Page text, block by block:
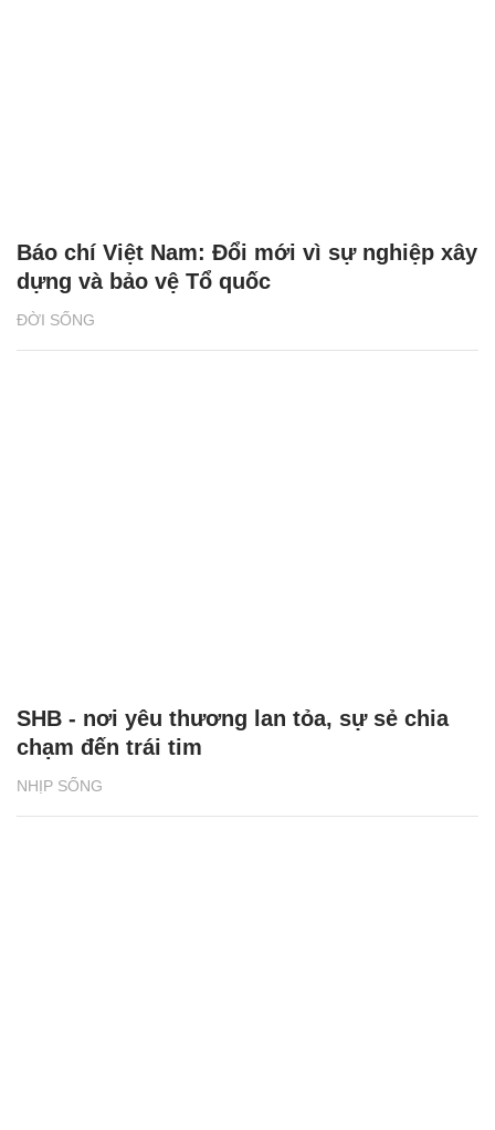
ĐỜI SỐNG
Báo chí Việt Nam: Đổi mới vì sự nghiệp xây
dựng và bảo vệ Tổ quốc
NHỊP SỐNG
SHB - nơi yêu thương lan tỏa, sự sẻ chia
chạm đến trái tim